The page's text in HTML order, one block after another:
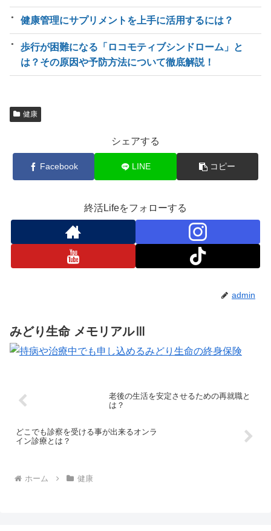
健康管理にサプリメントを上手に活用するには？
歩行が困難になる「ロコモティブシンドローム」と
は？その原因や予防方法について徹底解説！
健康
シェアする
Facebook LINE コピー
終活Lifeをフォローする
admin
みどり生命 メモリアルⅢ
老後の生活を安定させるための再就職と
は？
どこでも診察を受ける事が出来るオンラ
イン診療とは？
ホーム 健康